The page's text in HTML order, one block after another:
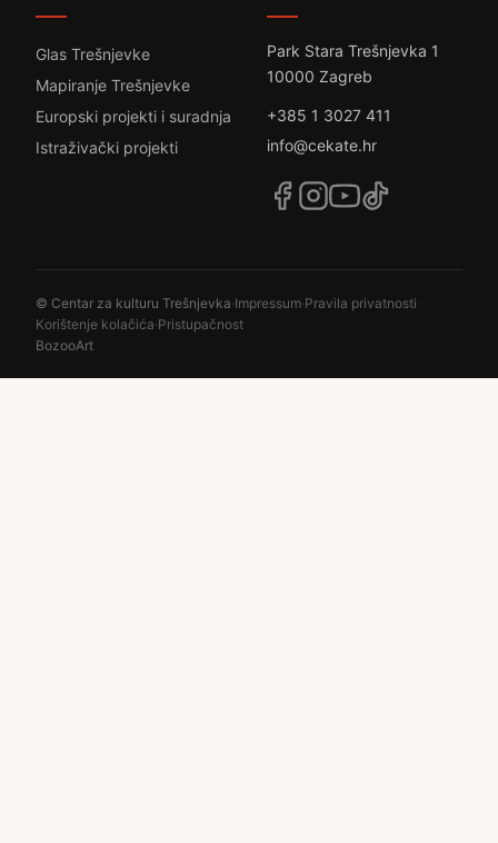
Glas Trešnjevke
Mapiranje Trešnjevke
Europski projekti i suradnja
Istraživački projekti
Park Stara Trešnjevka 1
10000 Zagreb
+385 1 3027 411
info@cekate.hr
© Centar za kulturu Trešnjevka·Impressum·Pravila privatnosti·
Korištenje kolačića·Pristupačnost
BozooArt